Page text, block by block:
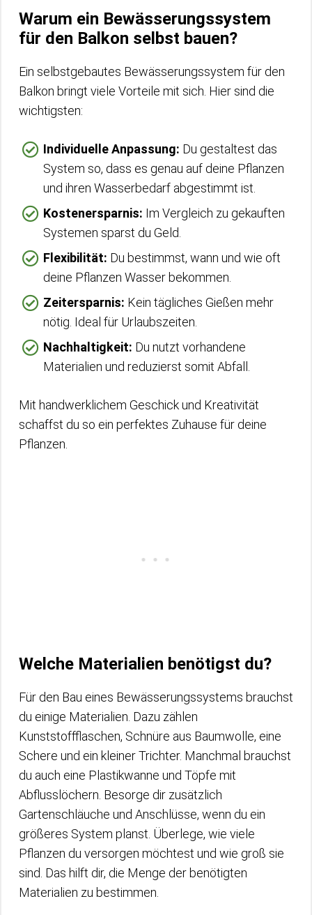
Warum ein Bewässerungssystem
für den Balkon selbst bauen?
Ein selbstgebautes Bewässerungssystem für den
Balkon bringt viele Vorteile mit sich. Hier sind die
wichtigsten:
Individuelle Anpassung: Du gestaltest das
System so, dass es genau auf deine Pflanzen
und ihren Wasserbedarf abgestimmt ist.
Kostenersparnis: Im Vergleich zu gekauften
Systemen sparst du Geld.
Flexibilität: Du bestimmst, wann und wie oft
deine Pflanzen Wasser bekommen.
Zeitersparnis: Kein tägliches Gießen mehr
nötig. Ideal für Urlaubszeiten.
Nachhaltigkeit: Du nutzt vorhandene
Materialien und reduzierst somit Abfall.
Mit handwerklichem Geschick und Kreativität
schaffst du so ein perfektes Zuhause für deine
Pflanzen.
Welche Materialien benötigst du?
Für den Bau eines Bewässerungssystems brauchst
du einige Materialien. Dazu zählen
Kunststoffflaschen, Schnüre aus Baumwolle, eine
Schere und ein kleiner Trichter. Manchmal brauchst
du auch eine Plastikwanne und Töpfe mit
Abflusslöchern. Besorge dir zusätzlich
Gartenschläuche und Anschlüsse, wenn du ein
größeres System planst. Überlege, wie viele
Pflanzen du versorgen möchtest und wie groß sie
sind. Das hilft dir, die Menge der benötigten
Materialien zu bestimmen.